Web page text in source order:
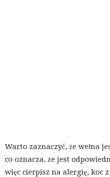
Warto zaznaczyć, że wełna
co oznacza, że jest
więc cierpisz na alergię, koc